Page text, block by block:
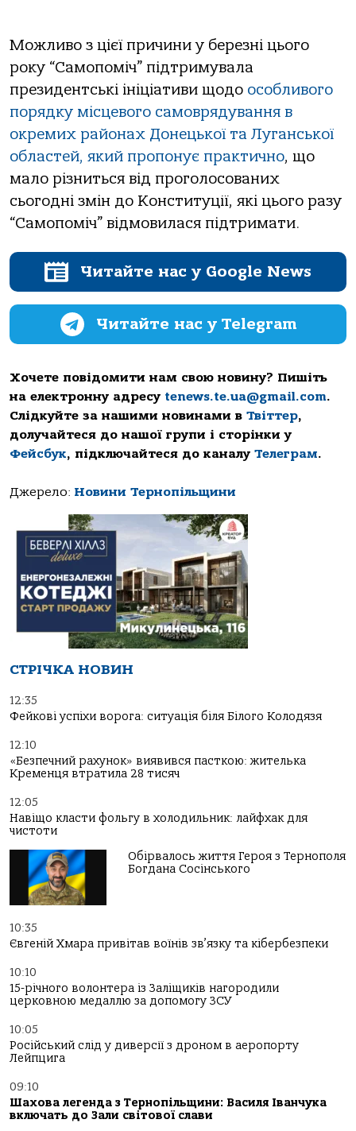
Можливо з цієї причини у березні цього
року “Самопоміч” підтримувала
президентські ініціативи щодо особливого
порядку місцевого самоврядування в
окремих районах Донецької та Луганської
областей, який пропонує практично, що
мало різниться від проголосованих
сьогодні змін до Конституції, які цього разу
“Самопоміч” відмовилася підтримати.
Читайте нас у Google News
Читайте нас у Telegram
Хочете повідомити нам свою новину? Пишіть
на електронну адресу tenews.te.ua@gmail.com.
Слідкуйте за нашими новинами в Твіттер,
долучайтеся до нашої групи і сторінки у
Фейсбук, підключайтеся до каналу Телеграм.
Джерело: Новини Тернопільщини
СТРІЧКА НОВИН
12:35
Фейкові успіхи ворога: ситуація біля Білого Колодязя
12:10
«Безпечний рахунок» виявився пасткою: жителька
Кременця втратила 28 тисяч
12:05
Навіщо класти фольгу в холодильник: лайфхак для
чистоти
Обірвалось життя Героя з Тернополя
Богдана Сосінського
10:35
Євгеній Хмара привітав воїнів зв’язку та кібербезпеки
10:10
15-річного волонтера із Заліщиків нагородили
церковною медаллю за допомогу ЗСУ
10:05
Російський слід у диверсії з дроном в аеропорту
Лейпцига
09:10
Шахова легенда з Тернопільщини: Василя Іванчука
включать до Зали світової слави